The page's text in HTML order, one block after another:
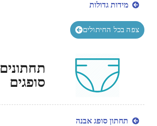
מידות גדולות
צפה בכל החיתולים
תחתונים
סופגים
תחתון סופג אבנה